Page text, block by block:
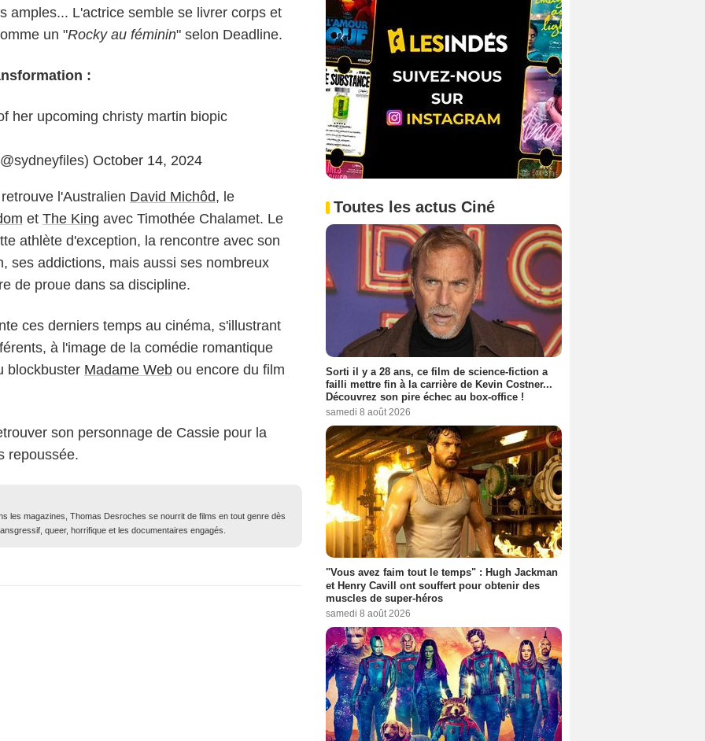
amples... L'actrice semble se livrer corps et
un "Rocky au féminin" selon Deadline.
:
her upcoming christy martin biopic
October 14, 2024
l'Australien David Michôd, le
et The King avec Timothée Chalamet. Le
athlète d'exception, la rencontre avec son
ses addictions, mais aussi ses nombreux
de proue dans sa discipline.
ces derniers temps au cinéma, s'illustrant
à l'image de la comédie romantique
blockbuster Madame Web ou encore du film
son personnage de Cassie pour la
repoussée.
les magazines, Thomas Desroches se nourrit de films en tout genre dès
queer, horrifique et les documentaires engagés.
Toutes les actus Ciné
Sorti il y a 28 ans, ce film de science-fiction a
failli mettre fin à la carrière de Kevin Costner...
Découvrez son pire échec au box-office !
samedi 8 août 2026
"Vous avez faim tout le temps" : Hugh Jackman
et Henry Cavill ont souffert pour obtenir des
muscles de super-héros
samedi 8 août 2026